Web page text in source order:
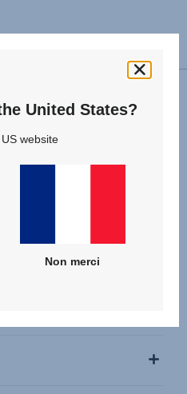
United States?
website
Non merci